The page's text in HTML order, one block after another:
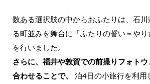
数ある選択肢の中からおふたりは、石
る町並みを舞台に「ふたりの誓い＝やり
を行いました。
さらに、福井や敦賀での前撮りフォト
合わせることで、
泊4日の小旅行を利用